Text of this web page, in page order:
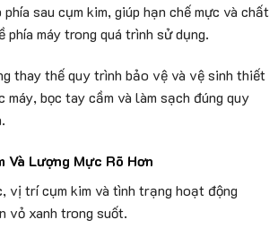
phía sau cụm kim, giúp hạn chế mực và chất
phía máy trong quá trình sử dụng.
thay thế quy trình bảo vệ và vệ sinh thiết
máy, bọc tay cầm và làm sạch đúng quy
Và Lượng Mực Rõ Hơn
vị trí cụm kim và tình trạng hoạt động
vỏ xanh trong suốt.